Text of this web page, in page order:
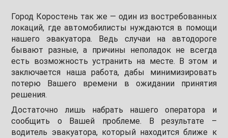
Город Коростень так же — один из востребованных
локаций, где автомобилисты нуждаются в помощи
нашего эвакуатора. Ведь случаи на автодороге
бывают разные, а причины неполадок не всегда
есть возможность устранить на месте. В этом и
заключается наша работа, дабы минимизировать
потерю Вашего времени в ожидании принятия
решения.
Достаточно лишь набрать нашего оператора и
сообщить о Вашей проблеме. В результате –
водитель эвакуатора, который находится ближе к